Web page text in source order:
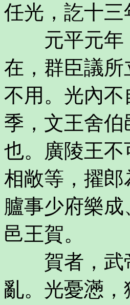
任光，訖十
元平元年，
在，群臣議
不用。光內
季，文王舍
也。廣陵王
相敞等，擢
臚事少府樂
邑王賀。
賀者，武帝
亂。光憂懣